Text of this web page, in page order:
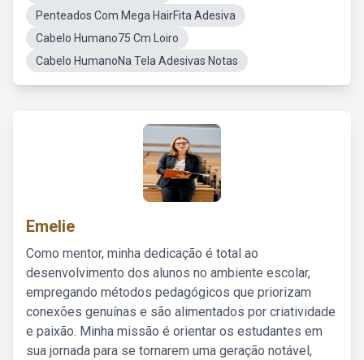
Penteados Com Mega HairFita Adesiva
Cabelo Humano75 Cm Loiro
Cabelo HumanoNa Tela Adesivas Notas
Emelie
Como mentor, minha dedicação é total ao
desenvolvimento dos alunos no ambiente escolar,
empregando métodos pedagógicos que priorizam
conexões genuínas e são alimentados por criatividade
e paixão. Minha missão é orientar os estudantes em
sua jornada para se tornarem uma geração notável,